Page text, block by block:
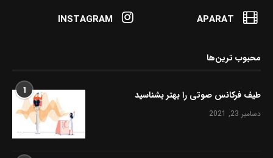
APARAT
INSTAGRAM
محبوب ترین‌ها
1 طیف فرکانس صوتی را بهتر بشناسید
دسامبر 23, 2021